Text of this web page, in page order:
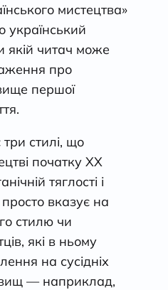
мистецтва»
український
якій читач може
про
першої
стилі, що
початку ХХ
тяглості і
просто вказує на
стилю чи
які в ньому
на сусідніх
— наприклад,